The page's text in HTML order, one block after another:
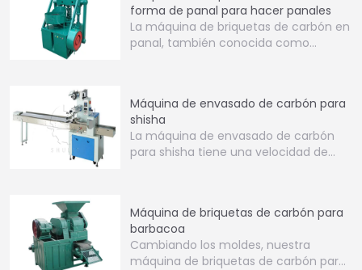
forma de panal para hacer panales
La máquina de briquetas de carbón en
panal, también conocida como…
Máquina de envasado de carbón para
shisha
La máquina de envasado de carbón
para shisha tiene una velocidad de
Máquina de briquetas de carbón para
barbacoa
Cambiando los moldes, nuestra
máquina de briquetas de carbón para